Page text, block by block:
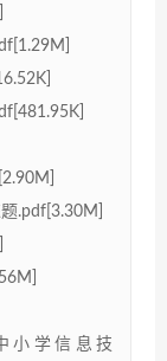
.pdf[3.30M]
小学信息技